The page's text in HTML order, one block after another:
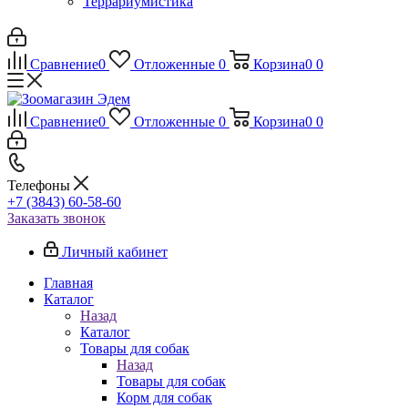
Сравнение0 Отложенные 0 Корзина0 0
Сравнение0 Отложенные 0 Корзина0 0
Телефоны
+7 (3843) 60-58-60
Заказать звонок
Личный кабинет
Главная
Каталог
Назад
Каталог
Товары для собак
Назад
Товары для собак
Корм для собак